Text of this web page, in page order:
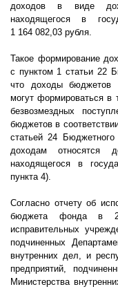
доходов в виде
находящегося в
1 164 082,03 рубля.
Такое формирование
с пунктом 1 статьи 22
что доходы бюджетов
могут формироваться в
безвозмездных
бюджетов в
статьей 24
доходам относятся
находящегося в
пункта 4).
Согласно отчету об
бюджета фонда в
исправительных
подчиненных
внутренних дел, и
предприятий,
Министерства